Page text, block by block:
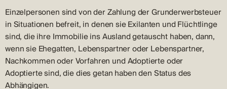
Einzelpersonen sind von der Zahlung der Grunderwerbsteuer
in Situationen befreit, in denen sie Exilanten und Flüchtlinge
sind, die ihre Immobilie ins Ausland getauscht haben, dann,
wenn sie Ehegatten, Lebenspartner oder Lebenspartner,
Nachkommen oder Vorfahren und Adoptierte oder
Adoptierte sind, die dies getan haben den Status des
Abhängigen.